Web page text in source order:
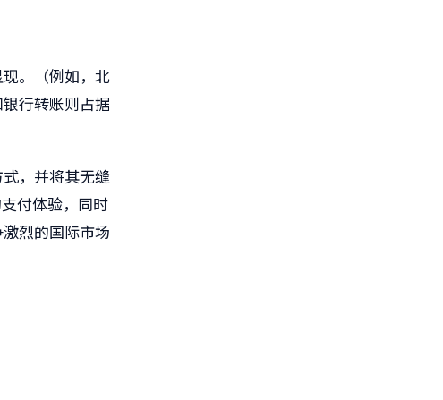
。（例如，北
行转账则占据
，并将其无缝
付体验，同时
烈的国际市场